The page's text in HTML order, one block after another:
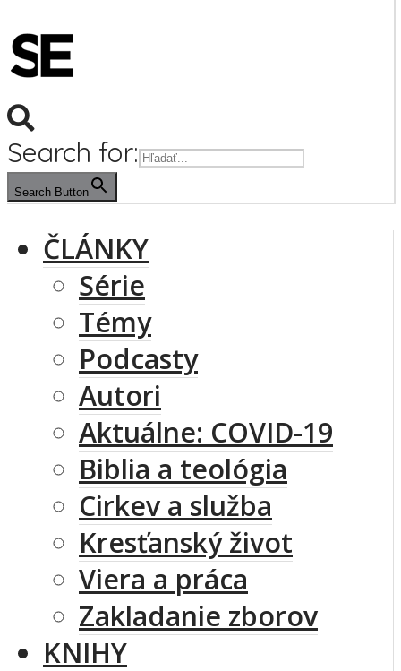
Search for:
Search Button
ČLÁNKY
Série
Témy
Podcasty
Autori
Aktuálne: COVID-19
Biblia a teológia
Cirkev a služba
Kresťanský život
Viera a práca
Zakladanie zborov
KNIHY